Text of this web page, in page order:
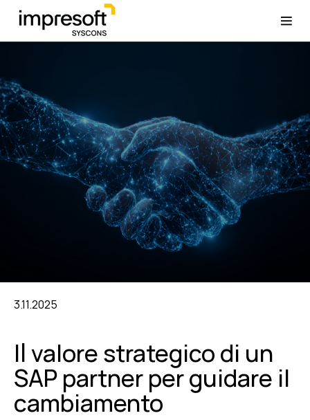
3.11.2025
Il valore strategico di un
SAP partner per guidare il
cambiamento